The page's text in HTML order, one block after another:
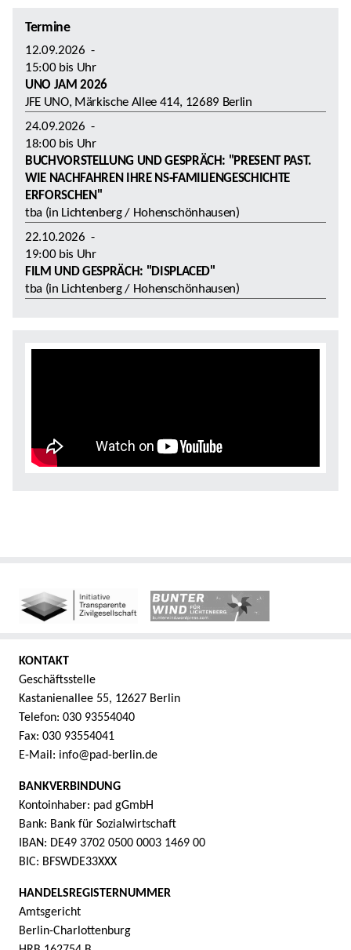
Termine
12.09.2026 -
15:00bis Uhr
UNO JAM 2026
JFE UNO, Märkische Allee 414, 12689 Berlin
24.09.2026 -
18:00bis Uhr
BUCHVORSTELLUNG UND GESPRÄCH: "PRESENT PAST.
WIE NACHFAHREN IHRE NS-FAMILIENGESCHICHTE
ERFORSCHEN"
tba (in Lichtenberg / Hohenschönhausen)
22.10.2026 -
19:00bis Uhr
FILM UND GESPRÄCH: "DISPLACED"
tba (in Lichtenberg / Hohenschönhausen)
KONTAKT
Geschäftsstelle
Kastanienallee 55, 12627 Berlin
Telefon: 030 93554040
Fax: 030 93554041
E-Mail: info@pad-berlin.de
BANKVERBINDUNG
Kontoinhaber: pad gGmbH
Bank: Bank für Sozialwirtschaft
IBAN: DE49 3702 0500 0003 1469 00
BIC: BFSWDE33XXX
HANDELSREGISTERNUMMER
Amtsgericht
Berlin-Charlottenburg